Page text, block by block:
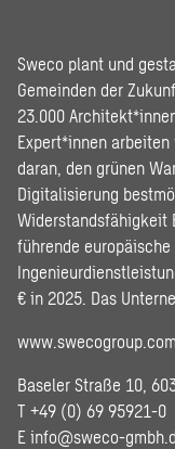
Sweco plant und
Gemeinden der
23.000
Expert*innen
daran, den grünen
Digitalisierung
Widerstandsfähigkeit
führende
€ in 2025. Das
www.swecogroup.com
Baseler Straße 10,
T +49 (0) 69 95921-0
E info@sweco-